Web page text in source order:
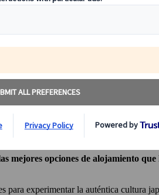
japonesés
que está en tu lista de deseos:
estamos aquí para ayudarte!
aspectos, incluyendo el turismo. Pero
una experiencia relajante completa
mejores opciones de alojamiento que
para experimentar la auténtica cultura